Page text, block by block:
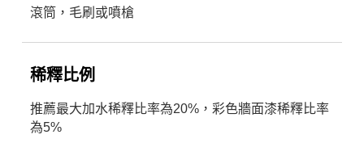
滾筒，毛刷或噴槍
稀釋比例
推薦最大加水稀釋比率為20%，彩色牆面漆稀釋比率
為5%